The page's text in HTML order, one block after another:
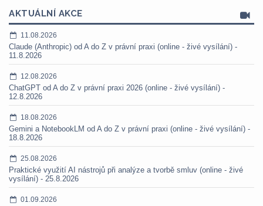
AKTUÁLNÍ AKCE
11.08.2026
Claude (Anthropic) od A do Z v právní praxi (online - živé vysílání) -
11.8.2026
12.08.2026
ChatGPT od A do Z v právní praxi 2026 (online - živé vysílání) -
12.8.2026
18.08.2026
Gemini a NotebookLM od A do Z v právní praxi (online - živé vysílání) -
18.8.2026
25.08.2026
Praktické využití AI nástrojů při analýze a tvorbě smluv (online - živé
vysílání) - 25.8.2026
01.09.2026